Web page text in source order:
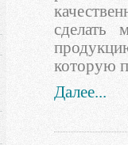
сделать
которую
Далее...